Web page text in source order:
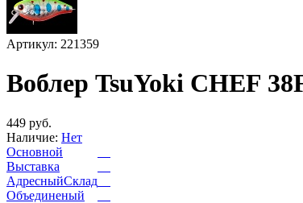
Артикул: 221359
Воблер TsuYoki CHEF
449 руб.
Наличие: Нет
Основной
Выставка
АдресныйСклад
Объединеный